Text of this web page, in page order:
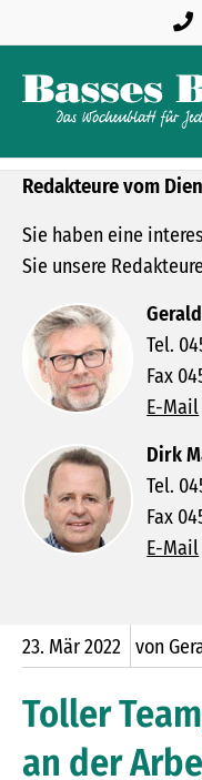
Redakteure vom
Sie haben eine
Sie unsere
Tel.
Fax
E-Mail
Dirk
Tel.
Fax
E-Mail
23. Mär2022 von
Toller
an der